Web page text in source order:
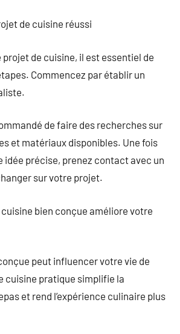
de cuisine réussi
de cuisine, il est essentiel de
Commencez par établir un
de faire des recherches sur
et matériaux disponibles. Une fois
idée précise, prenez contact avec un
sur votre projet.
cuisine bien conçue améliore votre
peut influencer votre vie de
cuisine pratique simplifie la
et rend l’expérience culinaire plus